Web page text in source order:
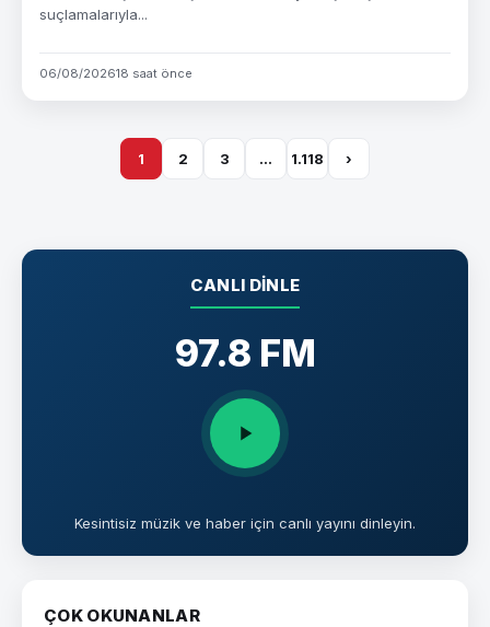
suçlamalarıyla...
06/08/202618 saat önce
1 2 3 … 1.118 ›
CANLI DINLE
97.8 FM
Kesintisiz müzik ve haber için canlı yayını dinleyin.
ÇOK OKUNANLAR